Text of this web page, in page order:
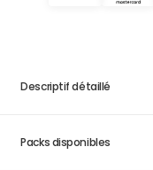
Descriptif détaillé
Packs disponibles